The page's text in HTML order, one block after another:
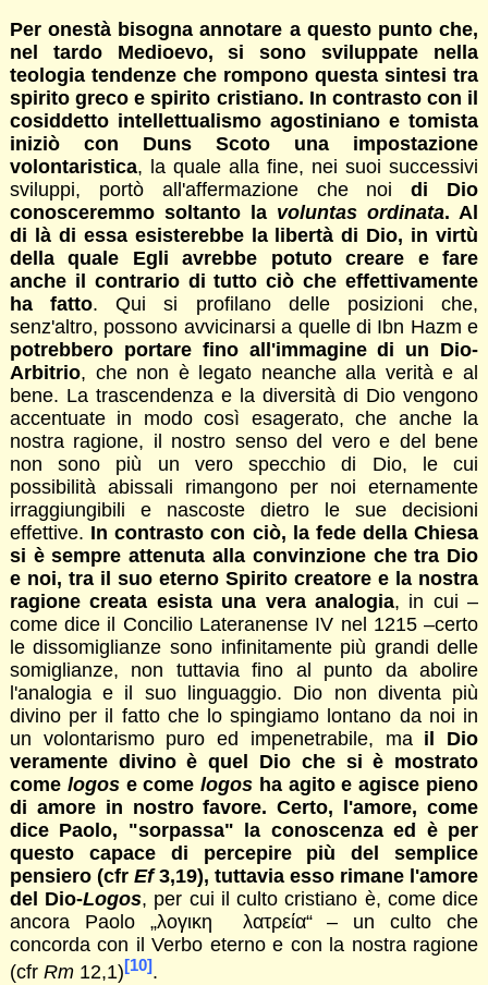
Per onestà bisogna annotare a questo punto che,
nel tardo Medioevo, si sono sviluppate nella
teologia tendenze che rompono questa sintesi tra
spirito greco e spirito cristiano. In contrasto con il
cosiddetto intellettualismo agostiniano e tomista
iniziò con Duns Scoto una impostazione
volontaristica, la quale alla fine, nei suoi successivi
sviluppi, portò all'affermazione che noidi Dio
conosceremmo soltanto la voluntas ordinata. Al
di là di essa esisterebbe la libertà di Dio, in virtù
della quale Egli avrebbe potuto creare e fare
anche il contrario di tutto ciò che effettivamente
ha fatto. Qui si profilano delle posizioni che,
senz'altro, possono avvicinarsi a quelle di Ibn Hazm e
potrebbero portare fino all'immagine di un Dio-
Arbitrio, che non è legato neanche alla verità e al
bene. La trascendenza e la diversità di Dio vengono
accentuate in modo così esagerato, che anche la
nostra ragione, il nostro senso del vero e del bene
non sono più un vero specchio di Dio, le cui
possibilità abissali rimangono per noi eternamente
irraggiungibili e nascoste dietro le sue decisioni
effettive. In contrasto con ciò, la fede della Chiesa
si è sempre attenuta alla convinzione che tra Dio
e noi, tra il suo eterno Spirito creatore e la nostra
ragione creata esista una vera analogia, in cui –
come dice il Concilio Lateranense IV nel 1215 –certo
le dissomiglianze sono infinitamente più grandi delle
somiglianze, non tuttavia fino al punto da abolire
l'analogia e il suo linguaggio. Dio non diventa più
divino per il fatto che lo spingiamo lontano da noi in
un volontarismo puro ed impenetrabile, ma il Dio
veramente divino è quel Dio che si è mostrato
come logose comelogos ha agito e agisce pieno
di amore in nostro favore. Certo, l'amore, come
dice Paolo, "sorpassa" la conoscenza ed è per
questo capace di percepire più del semplice
pensiero (cfr Ef3,19), tuttavia esso rimane l'amore
del Dio-Logos, per cui il culto cristiano è, come dice
ancora Paolo „λογικη λατρεία“ – un culto che
concorda con il Verbo eterno e con la nostra ragione
(cfr Rm12,1)[10].